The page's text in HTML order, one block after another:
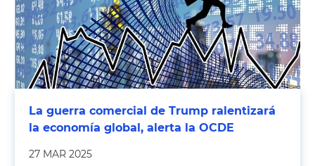
La guerra comercial de Trump ralentizará
la economía global, alerta la OCDE
27 MAR 2025